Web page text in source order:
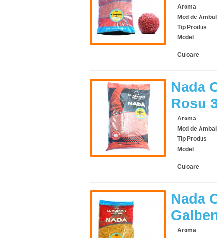
Aroma
Mod de
Tip Produs
Model
Culoare
Nada
Rosu
Aroma
Mod de
Tip Produs
Model
Culoare
Nada
Aroma